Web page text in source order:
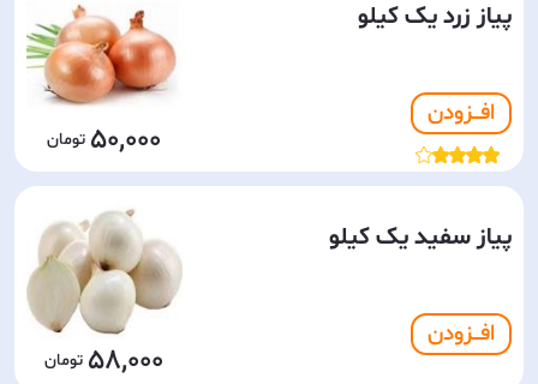
پیاز زرد یک کیلو
افـــزودن
50,000
پیاز سفید یک کیلو
افـــزودن
58,000